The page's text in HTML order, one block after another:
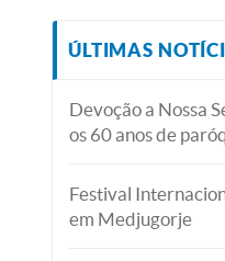
ÚLTIMAS
Devoção a Nossa
os 60 anos de
Festival
em Medjugorje